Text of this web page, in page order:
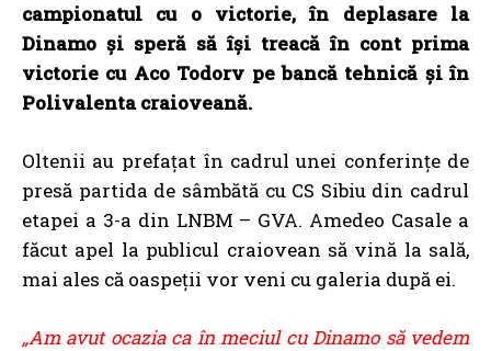
campionatul cu o victorie, în deplasare la
Dinamo și speră să își treacă în cont prima
victorie cu Aco Todorv pe bancă tehnică și în
Polivalenta craioveană.
Oltenii au prefațat în cadrul unei conferințe de
presă partida de sâmbătă cu CS Sibiu din cadrul
etapei a 3-a din LNBM – GVA. Amedeo Casale a
făcut apel la publicul craiovean să vină la sală,
mai ales că oaspeții vor veni cu galeria după ei.
„Am avut ocazia ca în meciul cu Dinamo să vedem